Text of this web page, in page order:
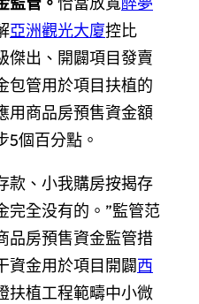
亞洲觀光大廈控比
傑出、開闢項目發賣
包管用於項目扶植的
用商品房預售資金額
5個百分點。
款、小我購房按揭存
完全没有的。”監管范
品房預售資金監管措
資金用於項目開闢西
扶植工程範疇中小微